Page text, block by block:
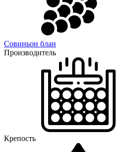
Совиньон блан
Производитель
Крепость